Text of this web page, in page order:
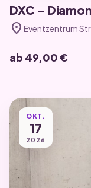
DXC –
location_on Eventzentrum
ab 49,00 €
OKT.
17
2026